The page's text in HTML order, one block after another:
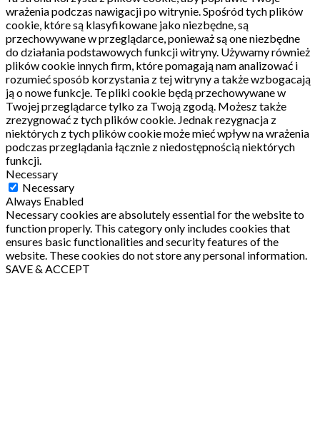
wrażenia podczas nawigacji po witrynie. Spośród tych plików
cookie, które są klasyfikowane jako niezbędne, są
przechowywane w przeglądarce, ponieważ są one niezbędne
do działania podstawowych funkcji witryny. Używamy również
plików cookie innych firm, które pomagają nam analizować i
rozumieć sposób korzystania z tej witryny a także wzbogacają
ją o nowe funkcje. Te pliki cookie będą przechowywane w
Twojej przeglądarce tylko za Twoją zgodą. Możesz także
zrezygnować z tych plików cookie. Jednak rezygnacja z
niektórych z tych plików cookie może mieć wpływ na wrażenia
podczas przeglądania łącznie z niedostępnością niektórych
funkcji.
Necessary
Necessary
Always Enabled
Necessary cookies are absolutely essential for the website to
function properly. This category only includes cookies that
ensures basic functionalities and security features of the
website. These cookies do not store any personal information.
SAVE & ACCEPT